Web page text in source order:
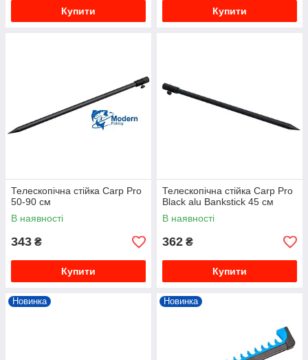
Купити Купити
Телескопічна стійка Carp Pro
50-90 см
В наявності
343 ₴
Купити
Телескопічна стійка Carp Pro
Black alu Bankstick 45 см
В наявності
362 ₴
Купити
Новинка Новинка